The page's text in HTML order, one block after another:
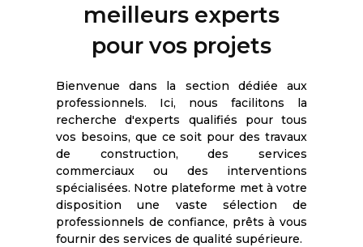
meilleurs experts
pour vos projets
Bienvenue dans la section dédiée aux
professionnels. Ici, nous facilitons la
recherche d'experts qualifiés pour tous
vos besoins, que ce soit pour des travaux
de construction, des services
commerciaux ou des interventions
spécialisées. Notre plateforme met à votre
disposition une vaste sélection de
professionnels de confiance, prêts à vous
fournir des services de qualité supérieure.